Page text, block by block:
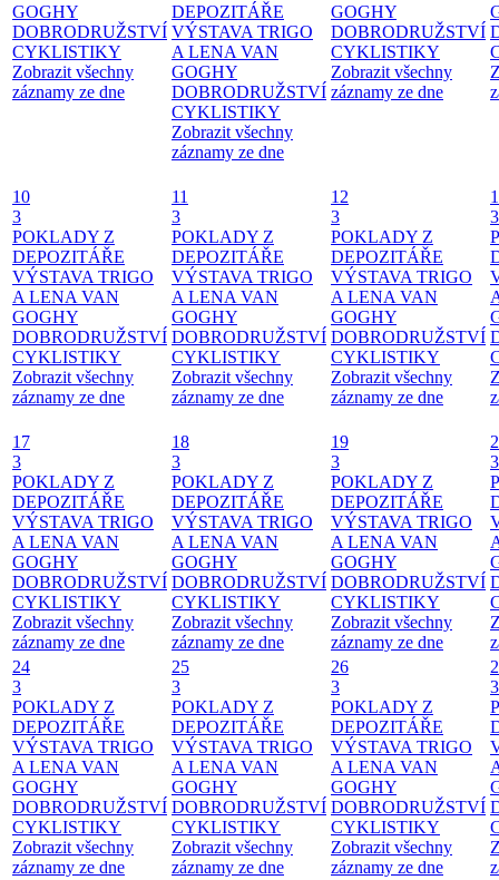
GOGHY
DOBRODRUŽSTVÍ
CYKLISTIKY
Zobrazit všechny
záznamy ze dne
DEPOZITÁŘE
VÝSTAVA TRIGO
A LENA VAN
GOGHY
DOBRODRUŽSTVÍ
CYKLISTIKY
Zobrazit všechny
záznamy ze dne
GOGHY
DOBRODRUŽSTVÍ
CYKLISTIKY
Zobrazit všechny
záznamy ze dne
10
3
POKLADY Z
DEPOZITÁŘE
VÝSTAVA TRIGO
A LENA VAN
GOGHY
DOBRODRUŽSTVÍ
CYKLISTIKY
Zobrazit všechny
záznamy ze dne
11
3
POKLADY Z
DEPOZITÁŘE
VÝSTAVA TRIGO
A LENA VAN
GOGHY
DOBRODRUŽSTVÍ
CYKLISTIKY
Zobrazit všechny
záznamy ze dne
12
3
POKLADY Z
DEPOZITÁŘE
VÝSTAVA TRIGO
A LENA VAN
GOGHY
DOBRODRUŽSTVÍ
CYKLISTIKY
Zobrazit všechny
záznamy ze dne
3
17
3
POKLADY Z
DEPOZITÁŘE
VÝSTAVA TRIGO
A LENA VAN
GOGHY
DOBRODRUŽSTVÍ
CYKLISTIKY
Zobrazit všechny
záznamy ze dne
18
3
POKLADY Z
DEPOZITÁŘE
VÝSTAVA TRIGO
A LENA VAN
GOGHY
DOBRODRUŽSTVÍ
CYKLISTIKY
Zobrazit všechny
záznamy ze dne
19
3
POKLADY Z
DEPOZITÁŘE
VÝSTAVA TRIGO
A LENA VAN
GOGHY
DOBRODRUŽSTVÍ
CYKLISTIKY
Zobrazit všechny
záznamy ze dne
3
24
3
POKLADY Z
DEPOZITÁŘE
VÝSTAVA TRIGO
A LENA VAN
GOGHY
DOBRODRUŽSTVÍ
CYKLISTIKY
Zobrazit všechny
záznamy ze dne
25
3
POKLADY Z
DEPOZITÁŘE
VÝSTAVA TRIGO
A LENA VAN
GOGHY
DOBRODRUŽSTVÍ
CYKLISTIKY
Zobrazit všechny
záznamy ze dne
26
3
POKLADY Z
DEPOZITÁŘE
VÝSTAVA TRIGO
A LENA VAN
GOGHY
DOBRODRUŽSTVÍ
CYKLISTIKY
Zobrazit všechny
záznamy ze dne
3